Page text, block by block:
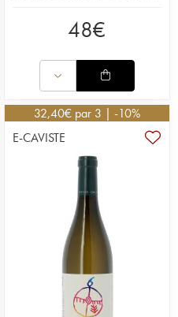
48€
32,40€ par 3 | -10%
E-CAVISTE